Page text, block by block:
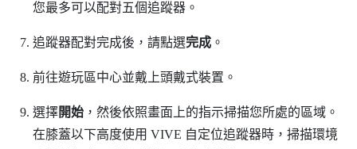
您最多可以配對五個追蹤器。
追蹤器配對完成後，請點選完成。
前往遊玩區中心並戴上頭戴式裝置。
選擇開始，然後依照畫面上的指示掃描您所處的區域。
在膝蓋以下高度使用 VIVE 自定位追蹤器時，掃描環境